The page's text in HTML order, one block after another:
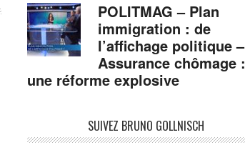
POLITMAG – Plan
immigration : de
l’affichage politique –
Assurance chômage :
une réforme explosive
SUIVEZ BRUNO GOLLNISCH